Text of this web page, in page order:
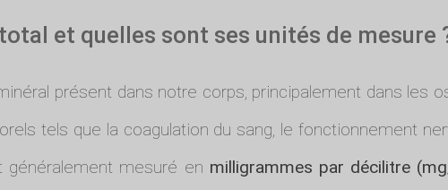
et quelles sont ses unités de mesure
présent dans notre corps, principalement dans les
tels que la coagulation du sang, le fonctionnement
mesuré en milligrammes par décilitre